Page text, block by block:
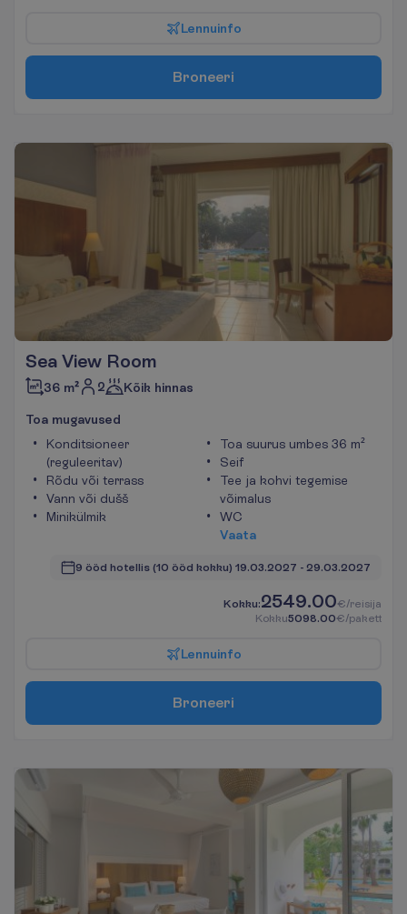
Lennuinfo
Broneeri
Sea View Room
36 m² 2 Kõik hinnas
Toa mugavused
Konditsioneer
(reguleeritav)
Rõdu või terrass
Vann või dušš
Minikülmik
Toa suurus umbes 36 m²
Seif
Tee ja kohvi tegemise
võimalus
WC
Vaata
9 ööd hotellis (10 ööd kokku) 19.03.2027 - 29.03.2027
Kokku:2549.00€/reisija
Kokku5098.00€/pakett
Lennuinfo
Broneeri